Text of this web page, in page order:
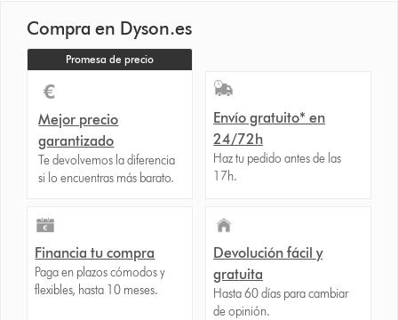
Compra en Dyson.es
Promesa de precio
Mejor precio
garantizado
Te devolvemos la diferencia
si lo encuentras más barato.
Envío gratuito* en
24/72h
Haz tu pedido antes de las
17h.
Financia tu compra
Paga en plazos cómodos y
flexibles, hasta 10 meses.
Devolución fácil y
gratuita
Hasta 60 días para cambiar
de opinión.